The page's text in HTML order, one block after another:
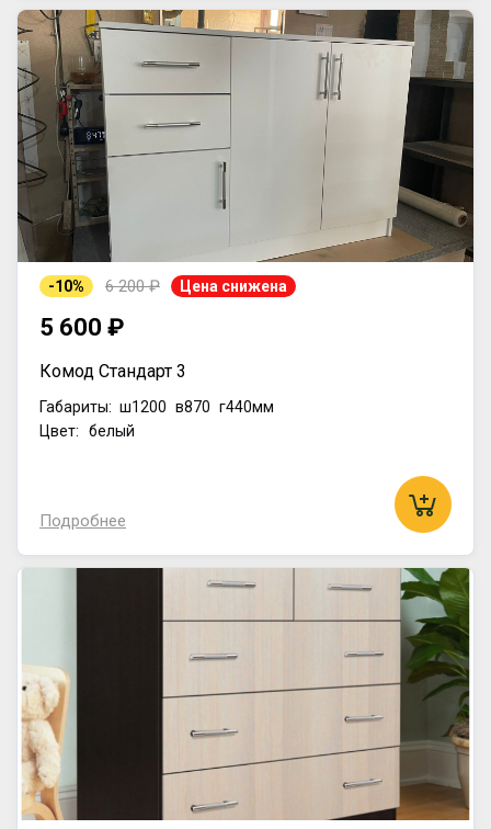
-10% 6 200 ₽ Цена снижена
5 600 ₽
Комод Стандарт 3
Габариты: ш1200 в870 г440мм
Цвет: белый
Подробнее